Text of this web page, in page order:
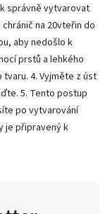
správně vytvarovat
na 20vteřin do
aby nedošlo k
prstů a lehkého
4. Vyjměte z úst
5. Tento postup
po vytvarování
je připravený k